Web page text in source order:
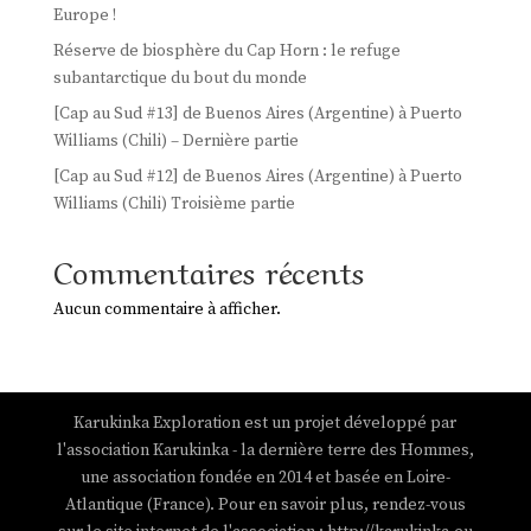
Europe !
Réserve de biosphère du Cap Horn : le refuge
subantarctique du bout du monde
[Cap au Sud #13] de Buenos Aires (Argentine) à Puerto
Williams (Chili) – Dernière partie
[Cap au Sud #12] de Buenos Aires (Argentine) à Puerto
Williams (Chili) Troisième partie
Commentaires récents
Aucun commentaire à afficher.
Karukinka Exploration est un projet développé par
l'association Karukinka - la dernière terre des Hommes,
une association fondée en 2014 et basée en Loire-
Atlantique (France). Pour en savoir plus, rendez-vous